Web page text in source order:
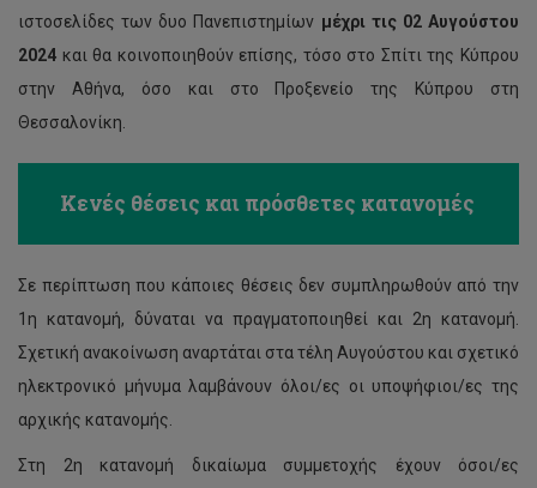
ιστοσελίδες των δυο Πανεπιστημίων μέχρι τις 02 Αυγούστου
2024 και θα κοινοποιηθούν επίσης, τόσο στο Σπίτι της Κύπρου
στην Αθήνα, όσο και στο Προξενείο της Κύπρου στη
Θεσσαλονίκη.
Κενές θέσεις και πρόσθετες κατανομές
Σε περίπτωση που κάποιες θέσεις δεν συμπληρωθούν από την
1η κατανομή, δύναται να πραγματοποιηθεί και 2η κατανομή.
Σχετική ανακοίνωση αναρτάται στα τέλη Αυγούστου και σχετικό
ηλεκτρονικό μήνυμα λαμβάνουν όλοι/ες οι υποψήφιοι/ες της
αρχικής κατανομής.
Στη 2η κατανομή δικαίωμα συμμετοχής έχουν όσοι/ες